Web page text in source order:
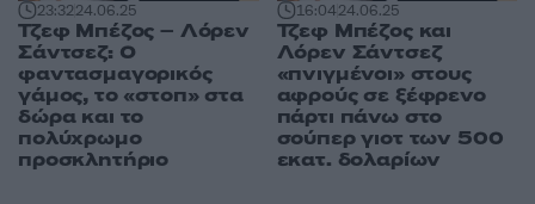
23:3224.06.25
Τζεφ Μπέζος – Λόρεν
Σάντσεζ: Ο
φαντασμαγορικός
γάμος, το «στοπ» στα
δώρα και το
πολύχρωμο
προσκλητήριο
16:0424.06.25
Τζεφ Μπέζος και
Λόρεν Σάντσεζ
«πνιγμένοι» στους
αφρούς σε ξέφρενο
πάρτι πάνω στο
σούπερ γιοτ των 500
εκατ. δολαρίων